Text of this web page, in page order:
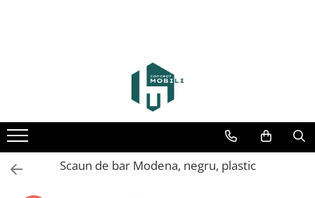
Scaun de bar Modena, negru, plastic